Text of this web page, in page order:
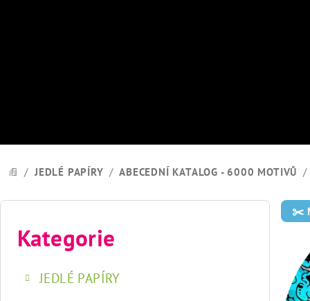
DOMŮ
/ JEDLÉ PAPÍRY / ABECEDNÍ KATALOG - 6000 MOTIVŮ /
P
Přeskočit
kategorie
Kategorie
JEDLÉ PAPÍRY
✂️